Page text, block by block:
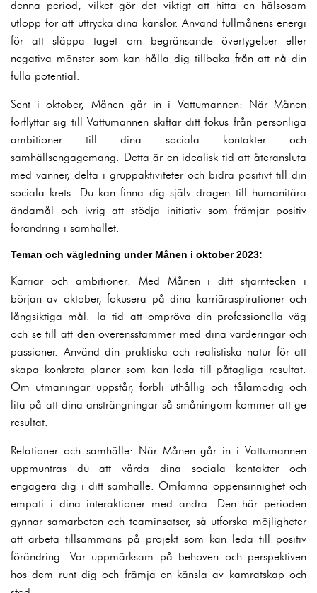
denna period, vilket gör det viktigt att hitta en hälsosam
utlopp för att uttrycka dina känslor. Använd fullmånens energi
för att släppa taget om begränsande övertygelser eller
negativa mönster som kan hålla dig tillbaka från att nå din
fulla potential.
Sent i oktober, Månen går in i Vattumannen: När Månen
förflyttar sig till Vattumannen skiftar ditt fokus från personliga
ambitioner till dina sociala kontakter och
samhällsengagemang. Detta är en idealisk tid att återansluta
med vänner, delta i gruppaktiviteter och bidra positivt till din
sociala krets. Du kan finna dig själv dragen till humanitära
ändamål och ivrig att stödja initiativ som främjar positiv
förändring i samhället.
Teman och vägledning under Månen i oktober 2023:
Karriär och ambitioner: Med Månen i ditt stjärntecken i
början av oktober, fokusera på dina karriäraspirationer och
långsiktiga mål. Ta tid att ompröva din professionella väg
och se till att den överensstämmer med dina värderingar och
passioner. Använd din praktiska och realistiska natur för att
skapa konkreta planer som kan leda till påtagliga resultat.
Om utmaningar uppstår, förbli uthållig och tålamodig och
lita på att dina ansträngningar så småningom kommer att ge
resultat.
Relationer och samhälle: När Månen går in i Vattumannen
uppmuntras du att vårda dina sociala kontakter och
engagera dig i ditt samhälle. Omfamna öppensinnighet och
empati i dina interaktioner med andra. Den här perioden
gynnar samarbeten och teaminsatser, så utforska möjligheter
att arbeta tillsammans på projekt som kan leda till positiv
förändring. Var uppmärksam på behoven och perspektiven
hos dem runt dig och främja en känsla av kamratskap och